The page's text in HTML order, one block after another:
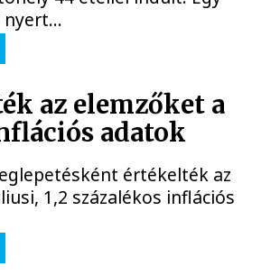
az elemzőket a
adatok
értékelték az
1,2 százalékos inflációs